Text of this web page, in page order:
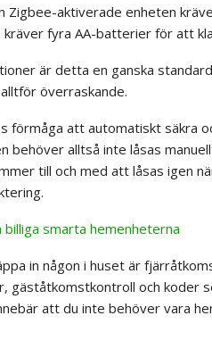
Zigbee-aktiverade enheten
fyra AA-batterier för att
är detta en ganska
överraskande.
förmåga att automatiskt säkra
behöver alltså inte låsas
till och med att låsas igen
billiga smarta hemenheterna
in någon i huset är
gäståtkomstkontroll och koder
att du inte behöver vara